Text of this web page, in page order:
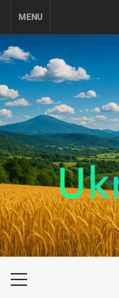
MENU
ПОДОРОЖI ПО
Primary